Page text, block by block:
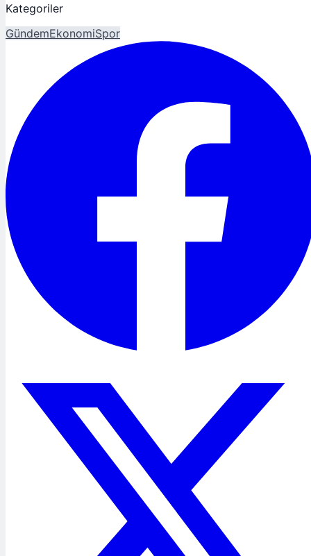
Kategoriler
GündemEkonomiSpor